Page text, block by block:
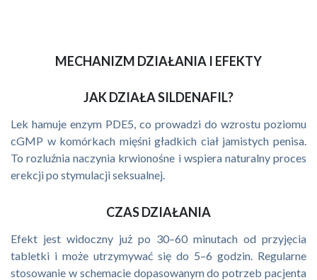
MECHANIZM DZIAŁANIA I EFEKTY
JAK DZIAŁA SILDENAFIL?
Lek hamuje enzym PDE5, co prowadzi do wzrostu poziomu
cGMP w komórkach mięśni gładkich ciał jamistych penisa.
To rozluźnia naczynia krwionośne i wspiera naturalny proces
erekcji po stymulacji seksualnej.
CZAS DZIAŁANIA
Efekt jest widoczny już po 30–60 minutach od przyjęcia
tabletki i może utrzymywać się do 5–6 godzin. Regularne
stosowanie w schemacie dopasowanym do potrzeb pacjenta